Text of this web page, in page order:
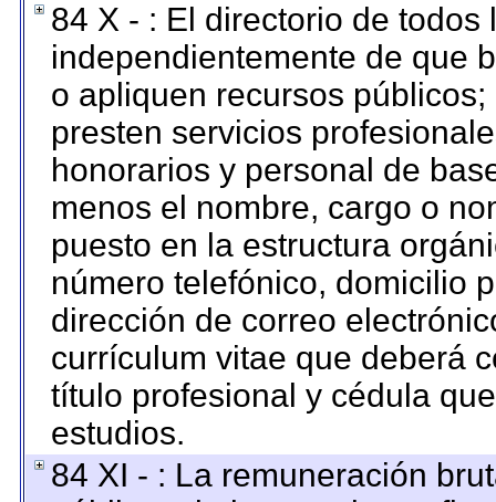
84 X - : El directorio de
independientemente de que
o apliquen recursos
presten servicios
honorarios y personal de
menos el nombre, cargo o
puesto en la estructura
número telefónico, domicilio
dirección de correo
currículum vitae que deberá
título profesional y cédula
estudios.
84 XI - : La remuneración